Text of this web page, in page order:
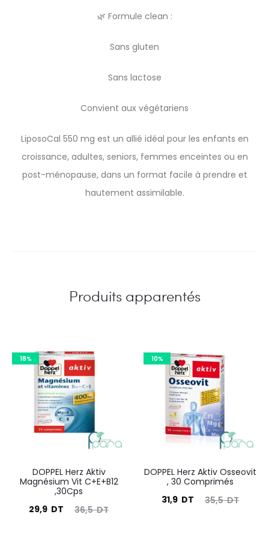
🌿 Formule clean :
Sans gluten
Sans lactose
Convient aux végétariens
LiposoCal 550 mg est un allié idéal pour les enfants en
croissance, adultes, seniors, femmes enceintes ou en
post-ménopause, dans un format facile à prendre et
hautement assimilable.
Produits apparentés
18%
DOPPEL Herz Aktiv
Magnésium Vit C+E+B12
,30Cps
36,5DT
Le
29,9 DT
10%
DOPPEL Herz Aktiv Osseovit
, 30 Comprimés
35,5DT
Le
31,9 DT